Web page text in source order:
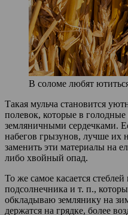
В соломе любят
Такая мульча становится
полевок, которые в
земляничными сердечками.
набегов грызунов, лучше их
заменить эти материалы на
либо хвойный опад.
То же самое касается
подсолнечника и т. п.,
обкладываю землянику на
держатся на грядке, более